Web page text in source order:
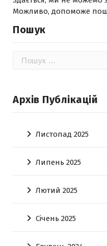
Можливо, допоможе
Пошук
Пошук:
Архів Публікацій
Листопад 2025
Липень 2025
Лютий 2025
Січень 2025